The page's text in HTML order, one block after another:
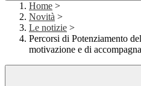
Home >
Novità >
Le notizie >
Percorsi di Potenziamento
motivazione e di